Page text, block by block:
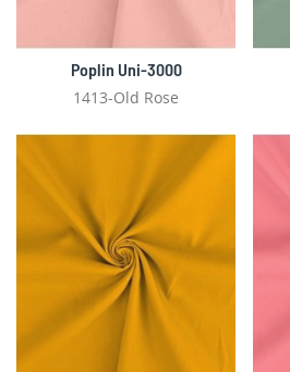
Poplin Uni-3000
1413-Old Rose